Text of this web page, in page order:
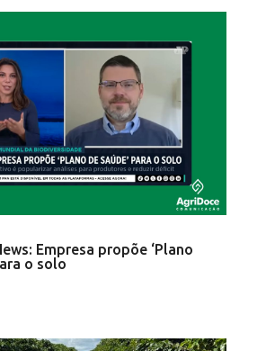
Empresa propõe ‘Plano
o solo